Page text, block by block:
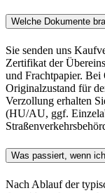
Welche Dokumente
Sie senden uns
Zertifikat der
und Frachtpapier.
Originalzustand für
Verzollung erhalten
(HU/AU, ggf.
Was passiert, wenn
Nach Ablauf der